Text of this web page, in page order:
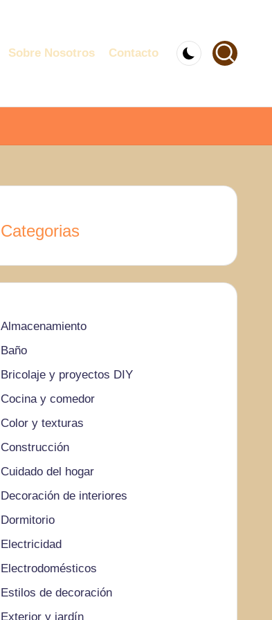
Sobre Nosotros Contacto
Categorias
Almacenamiento
Baño
Bricolaje y proyectos DIY
Cocina y comedor
Color y texturas
Construcción
Cuidado del hogar
Decoración de interiores
Dormitorio
Electricidad
Electrodomésticos
Estilos de decoración
Exterior y jardín